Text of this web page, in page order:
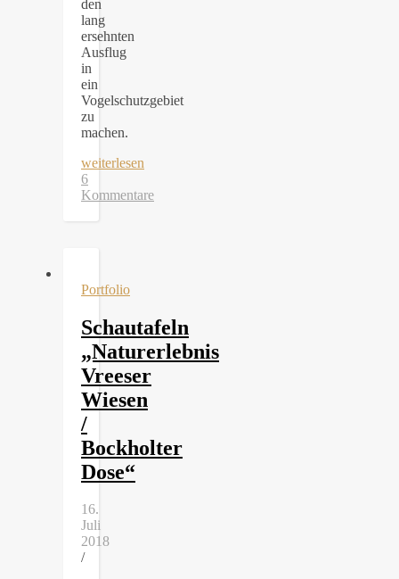
den
lang
ersehnten
Ausflug
in
ein
Vogelschutzgebiet
zu
machen.
weiterlesen
6
Kommentare
Portfolio
Schautafeln
„Naturerlebnis
Vreeser
Wiesen
/
Bockholter
Dose“
16.
Juli
2018
/